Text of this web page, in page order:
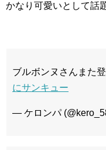
かなり可愛いとして話
ブルボンヌさんまた
にサンキュー
— ケロンパ